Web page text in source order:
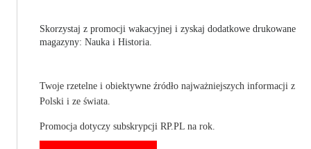
Skorzystaj z promocji wakacyjnej i zyskaj dodatkowe drukowane
magazyny: Nauka i Historia.
Twoje rzetelne i obiektywne źródło najważniejszych informacji z
Polski i ze świata.
Promocja dotyczy subskrypcji RP.PL na rok.